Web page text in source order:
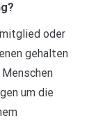
oder
gehalten
um die